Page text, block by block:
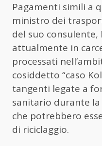
Pagamenti simili a
ministro dei
del suo consulente,
attualmente in
processati
cosiddetto “caso
tangenti legate a
sanitario durante la
che potrebbero
di riciclaggio.